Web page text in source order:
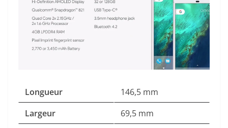
Longueur
146,5 mm
Largeur
69,5 mm